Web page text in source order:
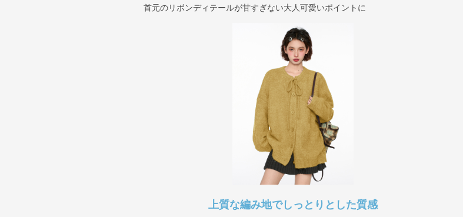
首元のリボンディテールが甘すぎない大人可愛いポイントに
上質な編み地でしっとりとした質感